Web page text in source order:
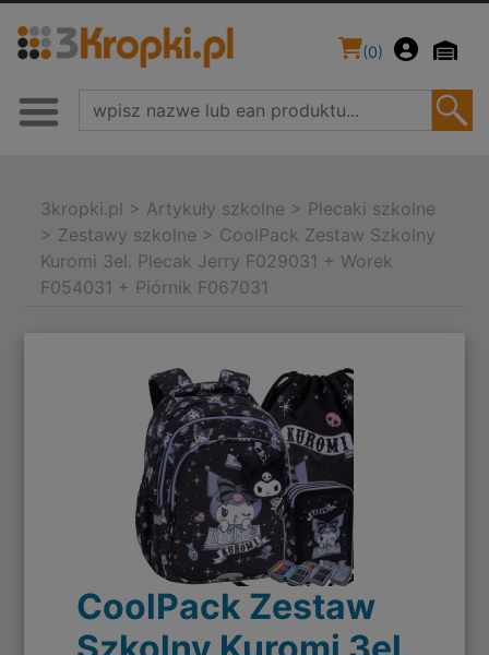
(0)
3kropki.pl > Artykuły szkolne > Plecaki szkolne
> Zestawy szkolne > CoolPack Zestaw Szkolny
Kuromi 3el. Plecak Jerry F029031 + Worek
F054031 + Piórnik F067031
CoolPack Zestaw